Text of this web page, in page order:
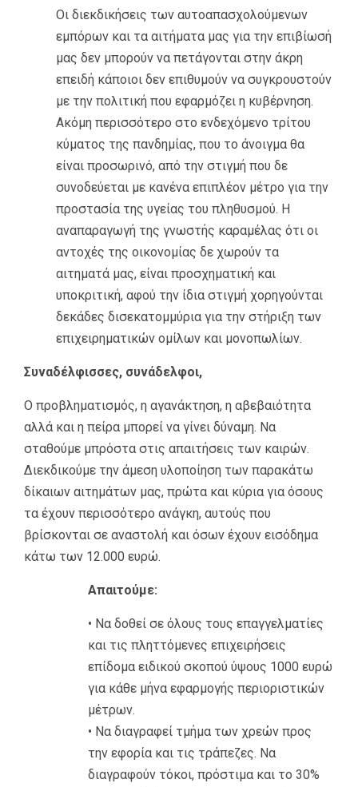
Οι διεκδικήσεις των αυτοαπασχολούμενων
εμπόρων και τα αιτήματα μας για την επιβίωσή
μας δεν μπορούν να πετάγονται στην άκρη
επειδή κάποιοι δεν επιθυμούν να συγκρουστούν
με την πολιτική που εφαρμόζει η κυβέρνηση.
Ακόμη περισσότερο στο ενδεχόμενο τρίτου
κύματος της πανδημίας, που το άνοιγμα θα
είναι προσωρινό, από την στιγμή που δε
συνοδεύεται με κανένα επιπλέον μέτρο για την
προστασία της υγείας του πληθυσμού. Η
αναπαραγωγή της γνωστής καραμέλας ότι οι
αντοχές της οικονομίας δε χωρούν τα
αιτηματά μας, είναι προσχηματική και
υποκριτική, αφού την ίδια στιγμή χορηγούνται
δεκάδες δισεκατομμύρια για την στήριξη των
επιχειρηματικών ομίλων και μονοπωλίων.
Συναδέλφισσες, συνάδελφοι,
Ο προβληματισμός, η αγανάκτηση, η αβεβαιότητα
αλλά και η πείρα μπορεί να γίνει δύναμη. Να
σταθούμε μπρόστα στις απαιτήσεις των καιρών.
Διεκδικούμε την άμεση υλοποίηση των παρακάτω
δίκαιων αιτημάτων μας, πρώτα και κύρια για όσους
τα έχουν περισσότερο ανάγκη, αυτούς που
βρίσκονται σε αναστολή και όσων έχουν εισόδημα
κάτω των 12.000 ευρώ.
Απαιτούμε:
• Να δοθεί σε όλους τους επαγγελματίες
και τις πληττόμενες επιχειρήσεις
επίδομα ειδικού σκοπού ύψους 1000 ευρώ
για κάθε μήνα εφαρμογής περιοριστικών
μέτρων.
• Να διαγραφεί τμήμα των χρεών προς
την εφορία και τις τράπεζες. Να
διαγραφούν τόκοι, πρόστιμα και το 30%